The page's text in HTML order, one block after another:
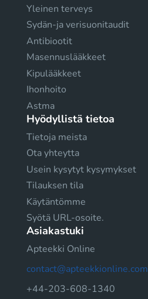
Yleinen terveys
Sydän-ja verisuonitaudit
Antibiootit
Masennuslääkkeet
Kipulääkkeet
Ihonhoito
Astma
Hyödyllistä tietoa
Tietoja meista
Ota yhteytta
Usein kysytyt kysymykset
Tilauksen tila
Käytäntömme
Syötä URL-osoite.
Asiakastuki
Apteekki Online
contact@apteekkionline.com
+44-203-608-1340